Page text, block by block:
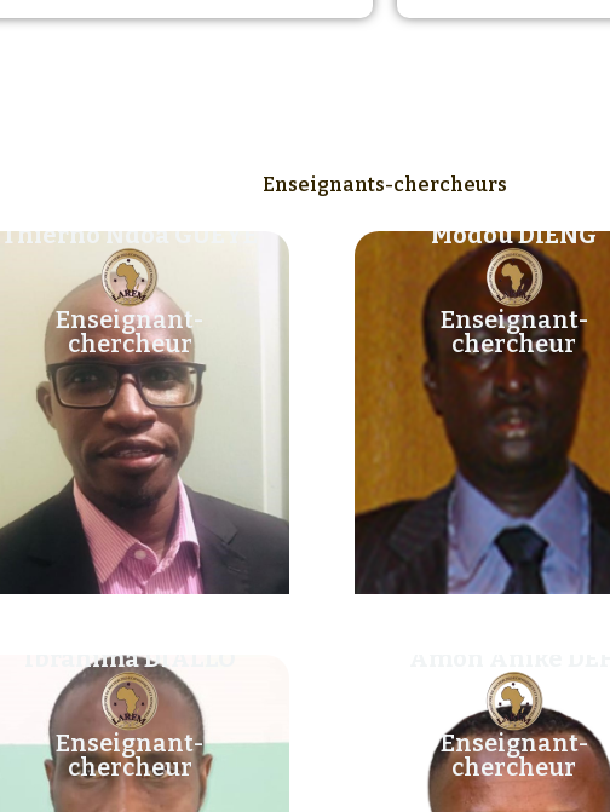
Enseignants-chercheurs
Thierno Ndoa GUEYE
Enseignant-
chercheur
Modou DIENG
Enseignant-
chercheur
Ibrahima DIALLO
Enseignant-
chercheur
Enseignant-
chercheur